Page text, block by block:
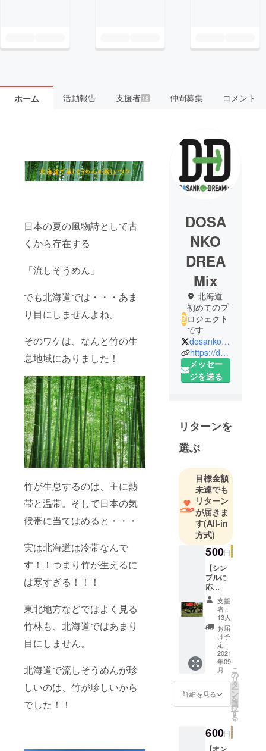
ホーム 活動報告 支援者 18 仲間募集 コメント
日本の夏の風物詩として古
くから存在する
「流しそうめん」
でも北海道では・・・あま
り目にしませんよね。
そのワケは、なんと竹の生
息地域にありました！
竹が生息するのは、主に熱
帯と温帯。そして日本の気
候帯に当てはめると・・・
実は北海道は冷帯なんで
す！！つまり竹が生えるに
は寒すぎる！！！
東北地方などではよく見る
竹林も、北海道ではあまり
目にしません。
北海道で流しそうめんが珍
しいのは、竹が珍しいから
でした！！
DOSA
NKO
DREA
Mix
北海道
初めてのプ
ロジェクト
です
dosanko2020
https://dosankod2020.wixsite.com/my-site-2
メッセー
ジを送る
リターンを
選ぶ
目標金額
未達でも
リターン
が届きま
す(All-in
方式)
500円
【シン
プルに
応
援！】
DOSAN
KO
DREAM
ixを応
援した
い、こ
のイベ
ントを
応援し
たいと
思って
くださ
クラウ
ドファ
ンディ
支援
者：
13人
お届
け予
定：
2021
年09
月
詳細を見る
こ
の
リ
タ
ー
ン
を
選
択
す
る
600円
【オン